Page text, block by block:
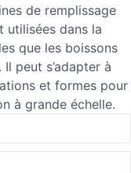
de remplissage
utilisées dans la
que les boissons
peut s’adapter à
et formes pour
à grande échelle.